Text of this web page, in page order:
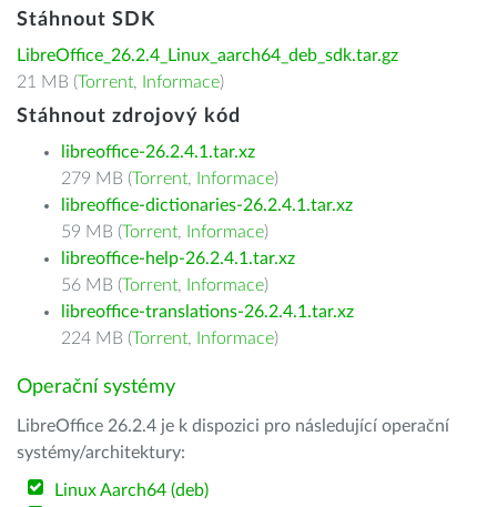
Stáhnout SDK
LibreOffice_26.2.4_Linux_aarch64_deb_sdk.tar.gz
21 MB (Torrent, Informace)
Stáhnout zdrojový kód
libreoffice-26.2.4.1.tar.xz
279 MB (Torrent, Informace)
libreoffice-dictionaries-26.2.4.1.tar.xz
59 MB (Torrent, Informace)
libreoffice-help-26.2.4.1.tar.xz
56 MB (Torrent, Informace)
libreoffice-translations-26.2.4.1.tar.xz
224 MB (Torrent, Informace)
Operační systémy
LibreOffice 26.2.4 je k dispozici pro následující operační
systémy/architektury:
Linux Aarch64 (deb)